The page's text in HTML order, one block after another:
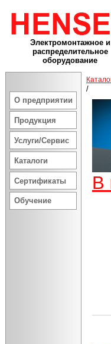
Электромонтажное и
распределительное
оборудование
О предприятии
Продукция
Услуги/Сервис
Каталоги
Сертификаты
Обучение
/
В